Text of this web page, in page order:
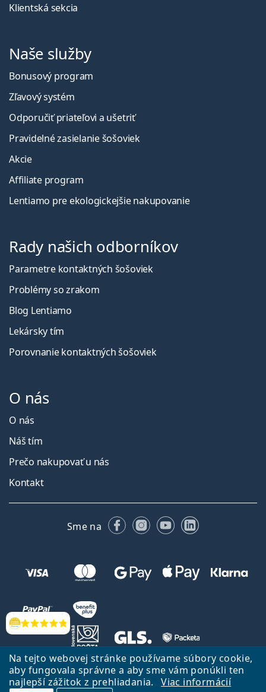
Na tejto webovej stránke používame súbory cookie,
aby fungovala správne a aby sme vám ponúkli ten
najlepší zážitok z prehliadania.
Viac informácií
Hodnotenia
Klientská sekcia
Naše služby
Bonusový program
Zľavový systém
Odporučiť priateľovi a ušetriť
Pravidelné zasielanie šošoviek
Akcie
Affiliate program
Lentiamo pre ekologickejšie nakupovanie
Rady našich odborníkov
Parametre kontaktných šošoviek
Problémy so zrakom
Blog Lentiamo
Lekársky tím
Porovnanie kontaktných šošoviek
O nás
O nás
Náš tím
Prečo nakupovať u nás
Kontakt
Sme na FacebookuInstagrame
YouTubeLinkedIn
Späť na Úvodnu stránku
Prejsť hore